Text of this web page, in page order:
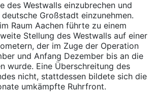
des Westwalls einzubrechen und
Großstadt einzunehmen.
Raum Aachen führte zu einem
Stellung des Westwalls auf einer
der im Zuge der Operation
und Anfang Dezember bis an die
wurde. Eine Überschreitung des
nicht, stattdessen bildete sich die
umkämpfte Ruhrfront.